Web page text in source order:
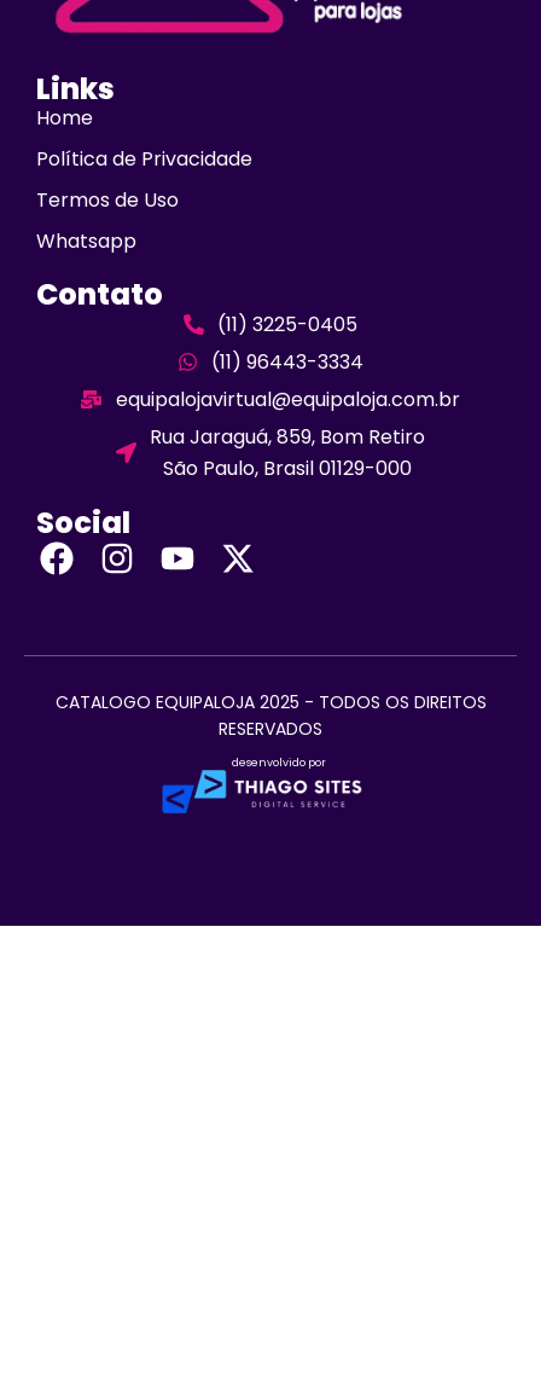
Links
Home
Política de Privacidade
Termos de Uso
Whatsapp
Contato
(11) 3225-0405
(11) 96443-3334
equipalojavirtual@equipaloja.com.br
Rua Jaraguá, 859, Bom Retiro
São Paulo, Brasil 01129-000
Social
CATALOGO EQUIPALOJA 2025 - TODOS OS DIREITOS
RESERVADOS
desenvolvido por